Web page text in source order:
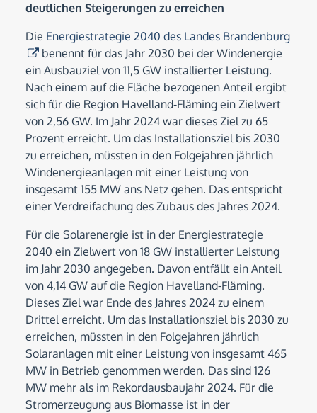
deutlichen Steigerungen zu erreichen
Die Energiestrategie 2040 des Landes Brandenburg
benennt für das Jahr 2030 bei der Windenergie
ein Ausbauziel von 11,5 GW installierter Leistung.
Nach einem auf die Fläche bezogenen Anteil ergibt
sich für die Region Havelland-Fläming ein Zielwert
von 2,56 GW. Im Jahr 2024 war dieses Ziel zu 65
Prozent erreicht. Um das Installationsziel bis 2030
zu erreichen, müssten in den Folgejahren jährlich
Windenergieanlagen mit einer Leistung von
insgesamt 155 MW ans Netz gehen. Das entspricht
einer Verdreifachung des Zubaus des Jahres 2024.
Für die Solarenergie ist in der Energiestrategie
2040 ein Zielwert von 18 GW installierter Leistung
im Jahr 2030 angegeben. Davon entfällt ein Anteil
von 4,14 GW auf die Region Havelland-Fläming.
Dieses Ziel war Ende des Jahres 2024 zu einem
Drittel erreicht. Um das Installationsziel bis 2030 zu
erreichen, müssten in den Folgejahren jährlich
Solaranlagen mit einer Leistung von insgesamt 465
MW in Betrieb genommen werden. Das sind 126
MW mehr als im Rekordausbaujahr 2024. Für die
Stromerzeugung aus Biomasse ist in der